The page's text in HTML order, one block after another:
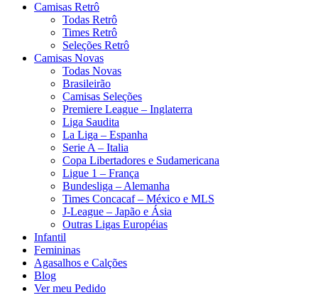
Camisas Retrô
Todas Retrô
Times Retrô
Seleções Retrô
Camisas Novas
Todas Novas
Brasileirão
Camisas Seleções
Premiere League – Inglaterra
Liga Saudita
La Liga – Espanha
Serie A – Italia
Copa Libertadores e Sudamericana
Ligue 1 – França
Bundesliga – Alemanha
Times Concacaf – México e MLS
J-League – Japão e Ásia
Outras Ligas Européias
Infantil
Femininas
Agasalhos e Calções
Blog
Ver meu Pedido